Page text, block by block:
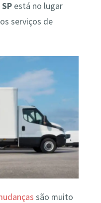
está no lugar
serviços de
são muito